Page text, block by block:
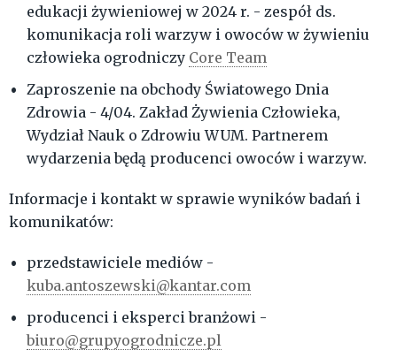
edukacji żywieniowej w 2024 r. - zespół ds.
komunikacja roli warzyw i owoców w żywieniu
człowieka ogrodniczy Core Team
Zaproszenie na obchody Światowego Dnia
Zdrowia - 4/04. Zakład Żywienia Człowieka,
Wydział Nauk o Zdrowiu WUM. Partnerem
wydarzenia będą producenci owoców i warzyw.
Informacje i kontakt w sprawie wyników badań i
komunikatów:
przedstawiciele mediów -
kuba.antoszewski@kantar.com
producenci i eksperci branżowi -
biuro@grupyogrodnicze.pl